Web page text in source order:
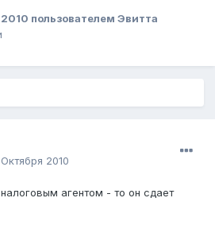
пользователем Эвитта
2010
агентом - то он сдает